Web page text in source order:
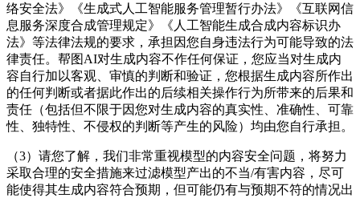
络安全法》《生成式人工智能服务管理暂行办法》《互联网信
息服务深度合成管理规定》《人工智能生成合成内容标识办
法》等法律法规的要求，承担因您自身违法行为可能导致的法
律责任。帮图AI对生成内容不作任何保证，您应当对生成内
容自行加以客观、审慎的判断和验证，您根据生成内容所作出
的任何判断或者据此作出的后续相关操作行为所带来的后果和
责任（包括但不限于因您对生成内容的真实性、准确性、可靠
性、独特性、不侵权的判断等产生的风险）均由您自行承担。
（3）请您了解，我们非常重视模型的内容安全问题，将努力
采取合理的安全措施来过滤模型产出的不当/有害内容，尽可
能使得其生成内容符合预期，但可能仍有与预期不符的情况出